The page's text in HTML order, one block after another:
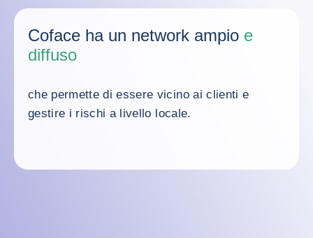
Coface ha un network ampio e
diffuso
che permette di essere vicino ai clienti e
gestire i rischi a livello locale.